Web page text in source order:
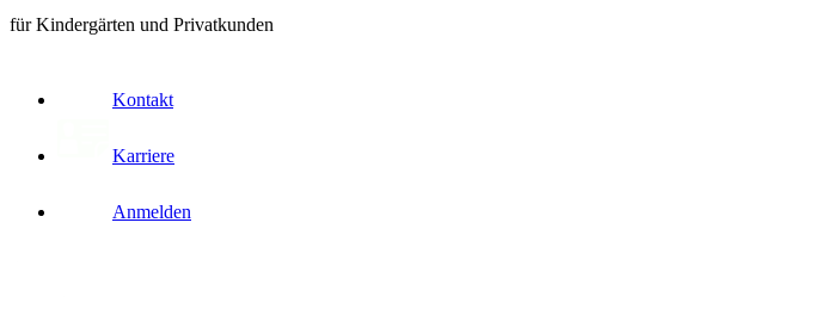
für Kindergärten und Privatkunden
Kontakt
Karriere
Anmelden